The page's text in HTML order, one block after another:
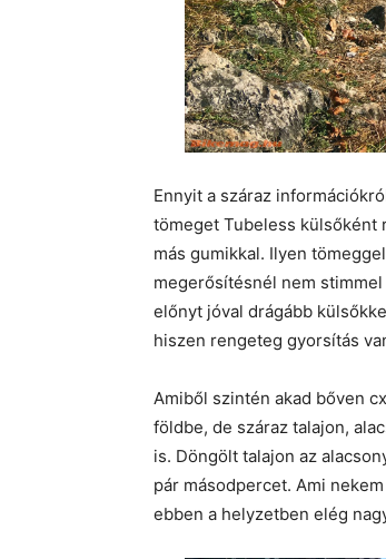
Ennyit a száraz
tömeget Tubeless külsőként
más gumikkal. Ilyen
megerősítésnél nem
előnyt jóval drágább
hiszen rengeteg gyorsítás
Amiből szintén akad bőven
földbe, de száraz talajon,
is. Döngölt talajon az
pár másodpercet. Ami
ebben a helyzetben elég